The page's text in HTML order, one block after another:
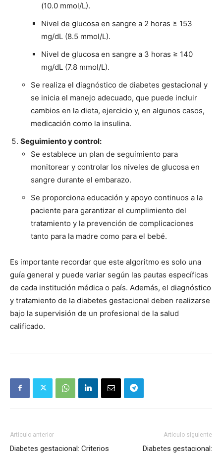
(10.0 mmol/L).
Nivel de glucosa en sangre a 2 horas ≥ 153
mg/dL (8.5 mmol/L).
Nivel de glucosa en sangre a 3 horas ≥ 140
mg/dL (7.8 mmol/L).
Se realiza el diagnóstico de diabetes gestacional y
se inicia el manejo adecuado, que puede incluir
cambios en la dieta, ejercicio y, en algunos casos,
medicación como la insulina.
Seguimiento y control:
Se establece un plan de seguimiento para
monitorear y controlar los niveles de glucosa en
sangre durante el embarazo.
Se proporciona educación y apoyo continuos a la
paciente para garantizar el cumplimiento del
tratamiento y la prevención de complicaciones
tanto para la madre como para el bebé.
Es importante recordar que este algoritmo es solo una
guía general y puede variar según las pautas específicas
de cada institución médica o país. Además, el diagnóstico
y tratamiento de la diabetes gestacional deben realizarse
bajo la supervisión de un profesional de la salud
calificado.
Artículo anterior
Diabetes gestacional: Criterios
Artículo siguiente
Diabetes gestacional: